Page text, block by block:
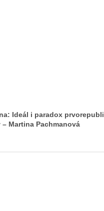
Ideál i paradox
Martina Pachmanová